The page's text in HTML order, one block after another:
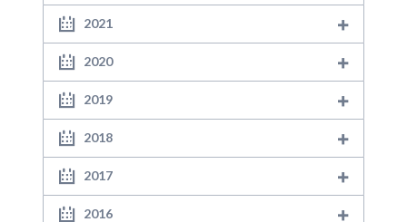
2021
2020
2019
2018
2017
2016